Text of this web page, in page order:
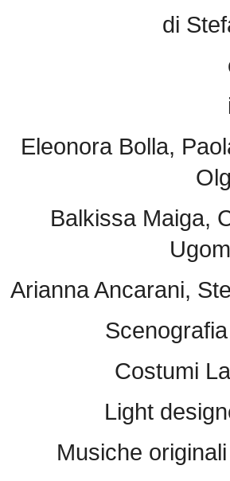
di
Eleonora Bolla,
Balkissa Maiga,
Arianna Ancarani,
Costumi
Light
Musiche